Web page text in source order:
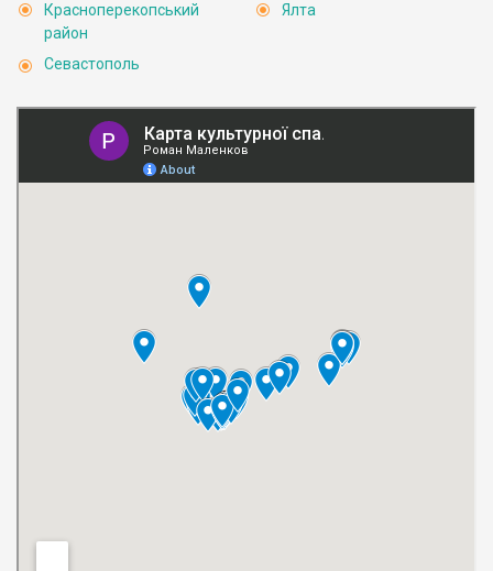
Красноперекопський
район
Севастополь
Ялта